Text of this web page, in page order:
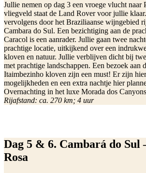
Jullie nemen op dag 3 een vroege vlucht naar
vliegveld staat de Land Rover voor jullie
vervolgens door het Braziliaanse wijngebied
Cambara do Sul. Een bezichtiging aan de
Caracol is een aanrader. Jullie gaan twee
prachtige locatie, uitkijkend over een
kloven en natuur. Jullie verblijven dicht bij
met prachtige landschappen. Een bezoek aan
Itaimbezinho kloven zijn een must! Er zijn
mogelijkheden en een extra nachtje hier
Overnachting in het luxe Morada dos
Rijafstand: ca. 270 km; 4 uur
Dag 5 & 6. Cambará do Sul
Rosa